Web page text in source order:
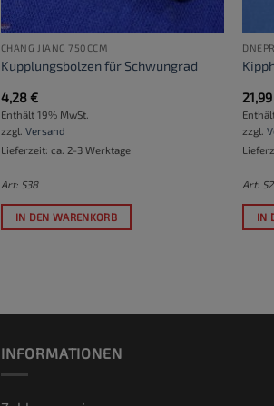
CHANG JIANG 750CCM
Kupplungsbolzen für Schwungrad
4,28€
Enthält 19% MwSt.
zzgl. Versand
Lieferzeit: ca. 2-3 Werktage
Art: S38
IN DEN WARENKORB
zzgl.
Art:
IN
INFORMATIONEN